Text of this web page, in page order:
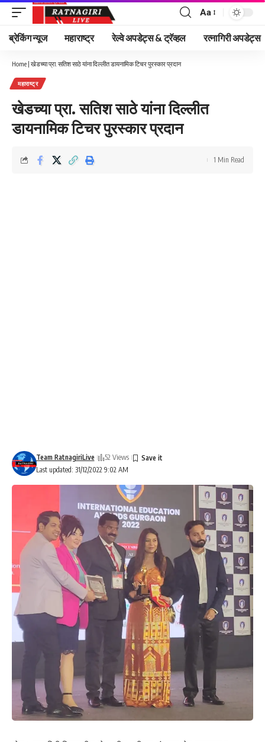
Font
Resizer
Aa
ब्रेकिंग न्यूज महाराष्ट्र रेल्वे अपडेट्स & ट्रॅव्हल रत्नागिरी अपडेट्स
Home | खेडच्या प्रा. सतिश साठे यांना दिल्लीत डायनामिक टिचर पुरस्कार प्रदान
महाराष्ट्र
खेडच्या प्रा. सतिश साठे यांना दिल्लीत
डायनामिक टिचर पुरस्कार प्रदान
Last updated: 31/12/2022 9:02 AM
Team RatnagiriLive 52 Views
1 Min Read